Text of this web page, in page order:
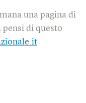
una pagina di
pensi di questo